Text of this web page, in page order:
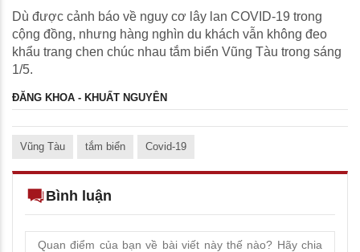
Dù được cảnh báo về nguy cơ lây lan COVID-19 trong
cộng đồng, nhưng hàng nghìn du khách vẫn không đeo
khẩu trang chen chúc nhau tắm biển Vũng Tàu trong sáng
1/5.
ĐĂNG KHOA - KHUẤT NGUYÊN
Vũng Tàu tắm biển Covid-19
Bình luận